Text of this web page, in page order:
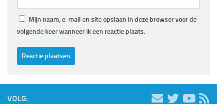
Mijn naam, e-mail en site opslaan in deze browser voor de
volgende keer wanneer ik een reactie plaats.
VOLG: